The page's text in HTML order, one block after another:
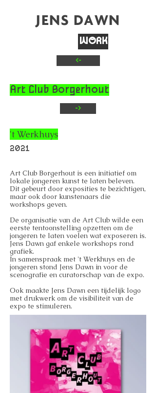
JENS DAWN
WORK
CONTACT
<-
Art Club Borgerhout
->
't Werkhuys
2021
Art Club Borgerhout is een initiatief om
lokale jongeren kunst te laten beleven.
Dit gebeurt door exposities te bezichtigen,
maar ook door kunstenaars die
workshops geven.
De organisatie van de Art Club wilde een
eerste tentoonstelling opzetten om de
jongeren te laten voelen wat exposeren is.
Jens Dawn gaf enkele workshops rond
grafiek.
In samenspraak met 't Werkhuys en de
jongeren stond Jens Dawn in voor de
scenografie en curatorschap van de expo.
Ook maakte Jens Dawn een tijdelijk logo
met drukwerk om de visibiliteit van de
expo te stimuleren.